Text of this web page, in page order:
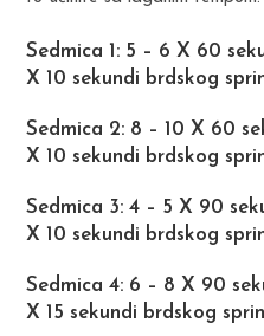
Sedmica 1: 5 – 6 X 60
X 10 sekundi brdskog
Sedmica 2: 8 – 10 X 60
X 10 sekundi brdskog
Sedmica 3: 4 – 5 X 90
X 10 sekundi brdskog
Sedmica 4: 6 – 8 X 90
X 15 sekundi brdskog